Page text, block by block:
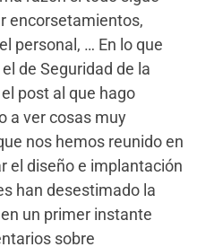
encorsetamientos,
personal, … En lo que
de Seguridad de la
post al que hago
a ver cosas muy
nos hemos reunido en
el diseño e implantación
han desestimado la
un primer instante
sobre